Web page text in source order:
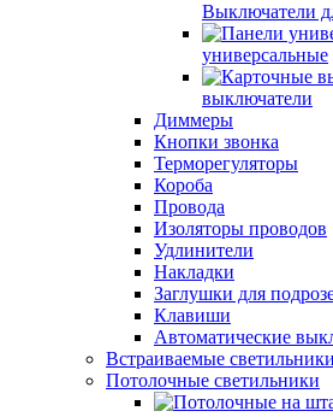
Выключатели
универсальные
выключатели
Диммеры
Кнопки звонка
Терморегуляторы
Короба
Провода
Изоляторы проводов
Удлинители
Накладки
Заглушки для
Клавиши
Автоматические
Встраиваемые светильники
Потолочные светильники